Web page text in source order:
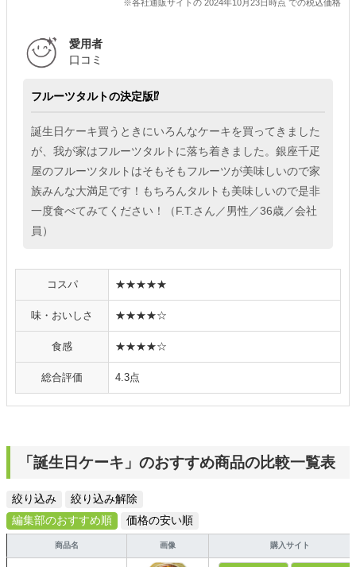
※各社通販サイトの 2024年10月23日時点 での税込価格
愛用者
口コミ
フルーツタルトの決定版⁉
誕生日ケーキ買うときにいろんなケーキを買ってきました
が、我が家はフルーツタルトに落ち着きました。銀座千疋
屋のフルーツタルトはそもそもフルーツが美味しいので家
族みんな大満足です！もちろんタルトも美味しいので是非
一度食べてみてください！（F.T.さん／男性／36歳／会社
員）
コスパ ★★★★★
味・おいしさ ★★★★☆
食感 ★★★★☆
総合評価 4.3点
「誕生日ケーキ」のおすすめ商品の比較一覧表
絞り込み
絞り込み解除
編集部のおすすめ順
価格の安い順
商品名 画像 購入サイト